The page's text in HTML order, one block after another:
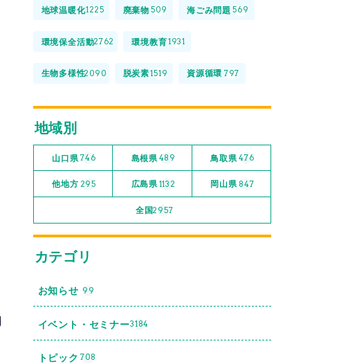
地球温暖化1225 廃棄物 509 海ごみ問題 569
環境保全活動2762 環境教育1931
生物多様性2090 脱炭素1519 資源循環 797
地域別
山口県 746 島根県 489 鳥取県 476
他地方 295 広島県1132 岡山県 847
全国2957
カテゴリ
お知らせ 99
イベント・セミナー3184
トピック 708